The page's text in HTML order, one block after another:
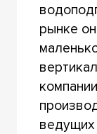
рынке
ведущих